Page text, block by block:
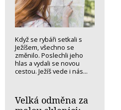
Když se rybáři setkali s
Ježíšem, všechno se
změnilo. Poslechli jeho
hlas a vydali se novou
cestou. Ježíš vede i nás...
Velká odměna za